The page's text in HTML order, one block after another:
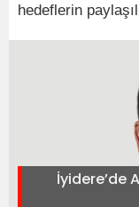
hedeflerin
İyidere’de